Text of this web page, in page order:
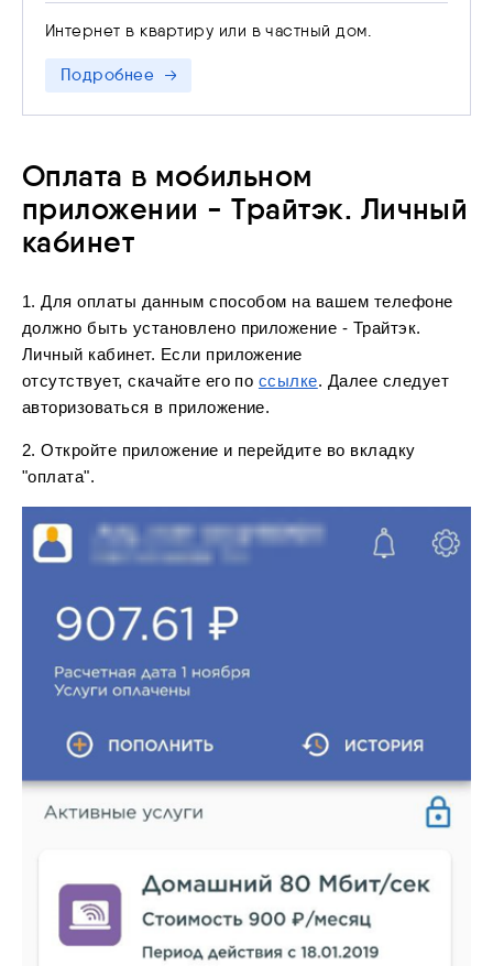
Федерального закона от 07.07.2003 N 126-ФЗ «О
Интернет в квартиру или в частный дом.
Подробнее
Оплата в мобильном
приложении - Трайтэк. Личный
кабинет
1. Для оплаты данным способом на вашем телефоне
должно быть установлено приложение - Трайтэк.
Личный кабинет. Если приложение
отсутствует, скачайте его по ссылке. Далее следует
авторизоваться в приложение.
2. Откройте приложение и перейдите во вкладку
"оплата".